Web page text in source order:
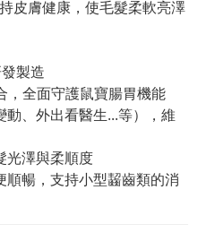
皮膚健康，使毛髮柔軟亮澤
製造
，全面守護鼠寶腸胃機能
動、外出看醫生...等），維
光澤與柔順度
順暢，支持小型齧齒類的消